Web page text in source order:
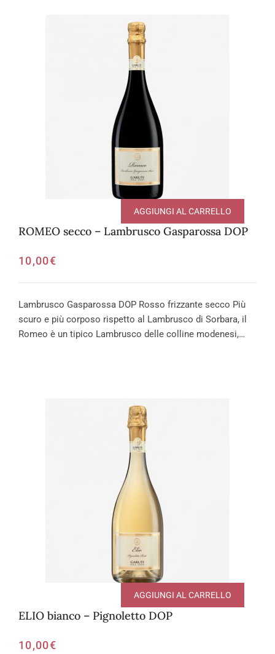
ROMEO secco – Lambrusco Gasparossa DOP
10,00€
AGGIUNGI AL CARRELLO
Lambrusco Gasparossa DOP Rosso frizzante secco Più
scuro e più corposo rispetto al Lambrusco di Sorbara, il
Romeo è un tipico Lambrusco delle colline modenesi,…
ELIO bianco – Pignoletto DOP
10,00€
AGGIUNGI AL CARRELLO